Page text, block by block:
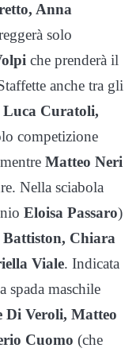
Anna
solo
che prenderà il
anche tra gli
Luca Curatoli,
competizione
mentre Matteo Neri
Nella sciabola
Eloisa Passaro)
Chiara
Viale. Indicata
spada maschile
Di Veroli, Matteo
Cuomo (che